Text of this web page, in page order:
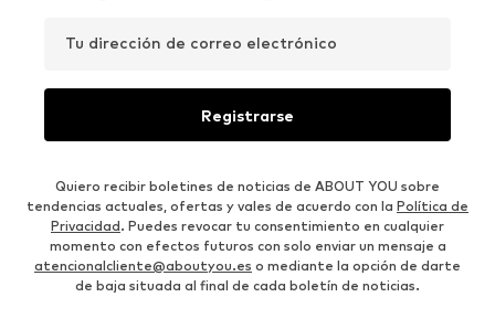
Tu dirección de correo electrónico
Registrarse
Quiero recibir boletines de noticias de ABOUT YOU sobre
tendencias actuales, ofertas y vales de acuerdo con la Política de
Privacidad. Puedes revocar tu consentimiento en cualquier
momento con efectos futuros con solo enviar un mensaje a
atencionalcliente@aboutyou.es o mediante la opción de darte
de baja situada al final de cada boletín de noticias.